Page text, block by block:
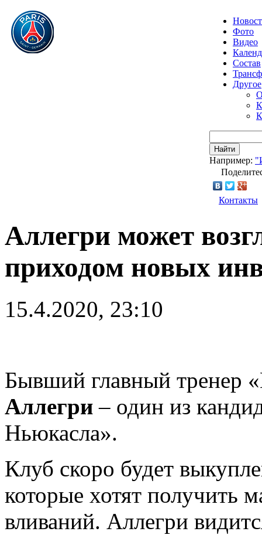
Фото
Видео
Состав
Другое
Найти
Например:
Контакты
Аллегри может
приходом новых
15.4.2020, 23:10
Бывший главный тренер
Аллегри – один из
Ньюкасла».
Клуб скоро будет
которые хотят получить
вливаний. Аллегри